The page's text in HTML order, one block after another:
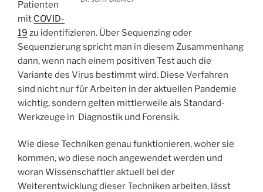
Patienten
mit COVID-
19 zu identifizieren. Über Sequenzing oder
Sequenzierung spricht man in diesem Zusammenhang
dann, wenn nach einem positiven Test auch die
Variante des Virus bestimmt wird. Diese Verfahren
sind nicht nur für Arbeiten in der aktuellen Pandemie
wichtig, sondern gelten mittlerweile als Standard-
Werkzeuge in Diagnostik und Forensik.
Wie diese Techniken genau funktionieren, woher sie
kommen, wo diese noch angewendet werden und
woran Wissenschaftler aktuell bei der
Weiterentwicklung dieser Techniken arbeiten, lässt